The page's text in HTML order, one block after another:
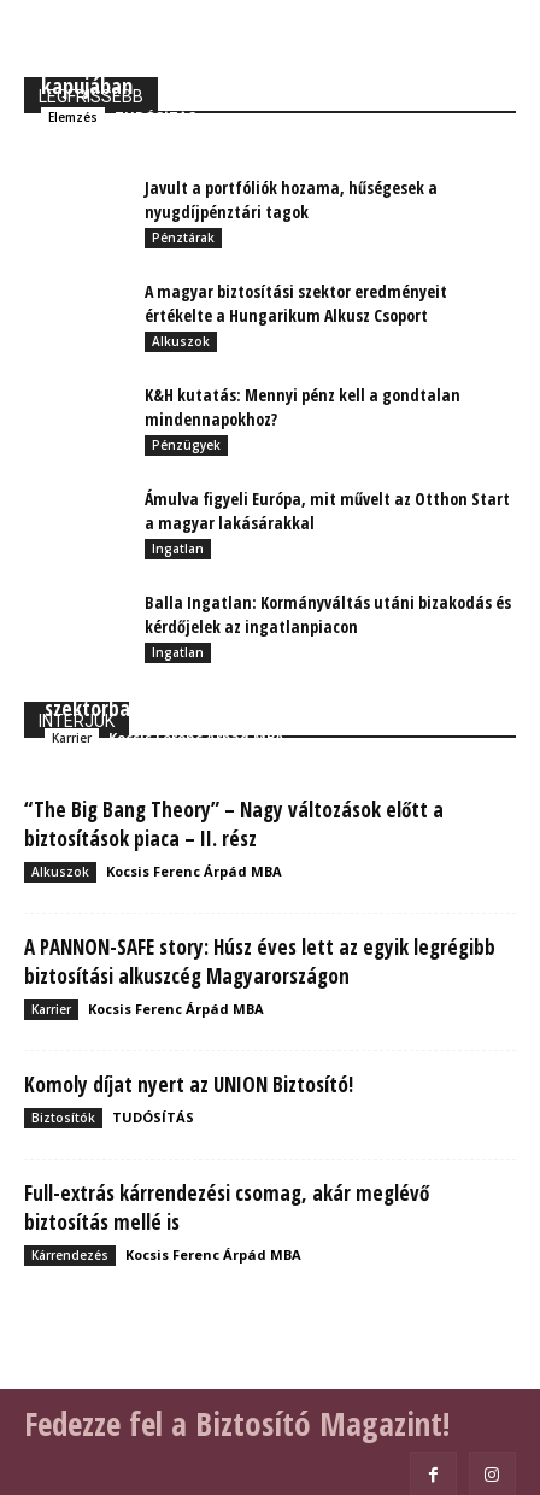
LEGFRISSEBB
kapujában
Elemzés TUDÓSÍTÁS
Javult a portfóliók hozama, hűségesek a
nyugdíjpénztári tagok
Pénztárak
A magyar biztosítási szektor eredményeit
értékelte a Hungarikum Alkusz Csoport
Alkuszok
K&H kutatás: Mennyi pénz kell a gondtalan
mindennapokhoz?
Pénzügyek
Ámulva figyeli Európa, mit művelt az Otthon Start
a magyar lakásárakkal
Ingatlan
Balla Ingatlan: Kormányváltás utáni bizakodás és
kérdőjelek az ingatlanpiacon
Ingatlan
INTERJÚK
szektorban is működőképes
Karrier Kocsis Ferenc Árpád MBA
“The Big Bang Theory” – Nagy változások előtt a
biztosítások piaca – II. rész
Alkuszok Kocsis Ferenc Árpád MBA
A PANNON-SAFE story: Húsz éves lett az egyik legrégibb
biztosítási alkuszcég Magyarországon
Karrier Kocsis Ferenc Árpád MBA
Komoly díjat nyert az UNION Biztosító!
Biztosítók TUDÓSÍTÁS
Full-extrás kárrendezési csomag, akár meglévő
biztosítás mellé is
Kárrendezés Kocsis Ferenc Árpád MBA
Fedezze fel a Biztosító Magazint!